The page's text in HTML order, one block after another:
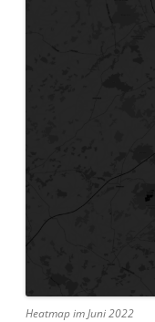
Heatmap im Juni 2022